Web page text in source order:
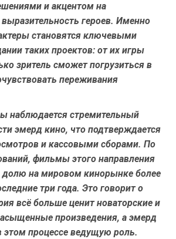
и акцентом на
героев. Именно
становятся ключевыми
таких проектов: от их игры
зритель сможет погрузиться в
переживания
наблюдается стремительный
эмерд кино, что подтверждается
и кассовыми сборами. По
фильмы этого направления
долю на мировом кинорынке более
три года. Это говорит о
всё больше ценит новаторские и
произведения, а эмерд
этом процессе ведущую роль.